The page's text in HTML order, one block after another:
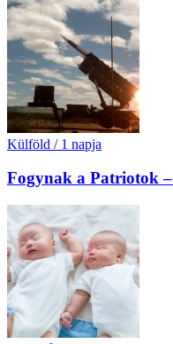
Külföld / 1 napja
Fogynak a Patriotok